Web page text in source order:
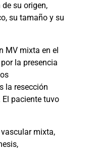
su origen,
su tamaño y su
MV mixta en el
la presencia
la resección
paciente tuvo
mixta,